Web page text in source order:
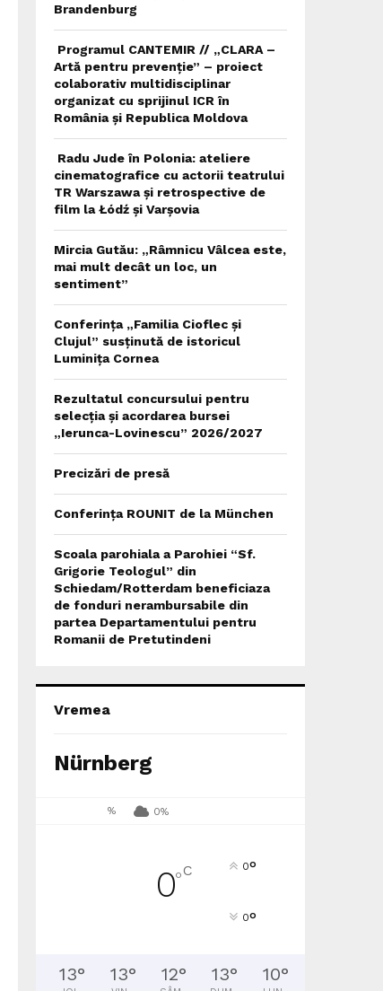
Brandenburg
Programul CANTEMIR // „CLARA –
Artă pentru prevenție” – proiect
colaborativ multidisciplinar
organizat cu sprijinul ICR în
România și Republica Moldova
Radu Jude în Polonia: ateliere
cinematografice cu actorii teatrului
TR Warszawa și retrospective de
film la Łódź și Varșovia
Mircia Gutău: „Râmnicu Vâlcea este,
mai mult decât un loc, un
sentiment”
Conferința „Familia Cioflec și
Clujul” susținută de istoricul
Luminița Cornea
Rezultatul concursului pentru
selecția și acordarea bursei
„Ierunca-Lovinescu” 2026/2027
Precizări de presă
Conferința ROUNIT de la München
Scoala parohiala a Parohiei “Sf.
Grigorie Teologul” din
Schiedam/Rotterdam beneficiaza
de fonduri nerambursabile din
partea Departamentului pentru
Romanii de Pretutindeni
Vremea
Nürnberg
% 0%
0°C 0°
0°
13° 13° 12° 13° 10°